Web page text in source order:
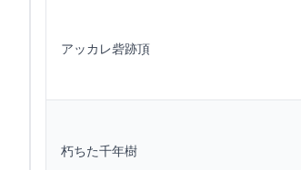
アッカレ砦跡頂
朽ちた千年樹